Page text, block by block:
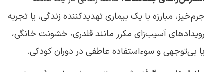
جرم‌خیز، مبارزه با یک بیماری تهدیدکننده زندگی، یا تجربه
رویدادهای آسیب‌زای مکرر مانند قلدری، خشونت خانگی،
یا بی‌توجهی و سوءاستفاده عاطفی در دوران کودکی.